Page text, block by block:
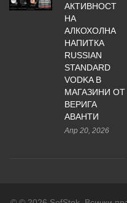
АКТИВНОСТ
НА
АЛКОХОЛНА
НАПИТКА
RUSSIAN
STANDARD
VODKA В
МАГАЗИНИ ОТ
ВЕРИГА
АВАНТИ
Апр 20, 2026